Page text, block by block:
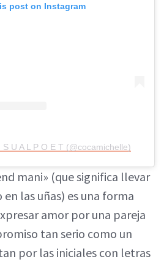
post on Instagram
U A L P O E T (@cocamichelle)
mani» (que significa llevar
las uñas) es una forma
amor por una pareja
tan serio como un
por las iniciales con letras